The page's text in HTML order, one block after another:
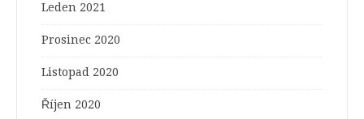
Leden 2021
Prosinec 2020
Listopad 2020
Říjen 2020